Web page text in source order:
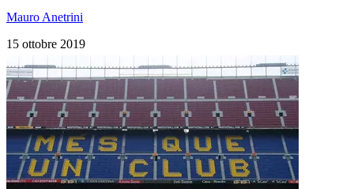
Mauro Anetrini
15 ottobre 2019